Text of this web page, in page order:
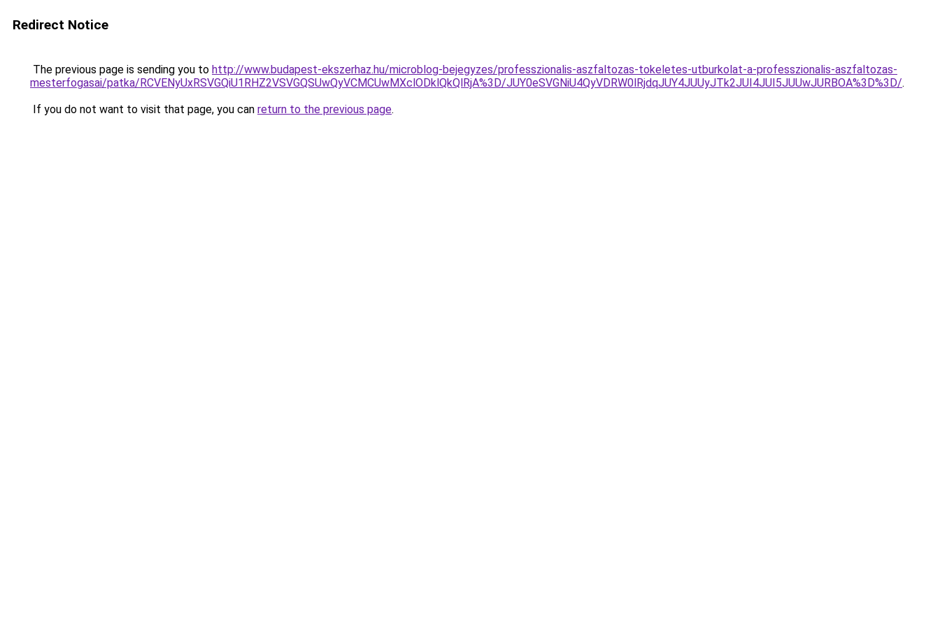
Redirect Notice
The previous page is sending you to http://www.budapest-ekszerhaz.hu/microblog-bejegyzes/professzionalis-aszfaltozas-tokeletes-utburkolat-a-professzionalis-aszfaltozas-
mesterfogasai/patka/RCVENyUxRSVGQiU1RHZ2VSVGQSUwQyVCMCUwMXclODklQkQlRjA%3D/JUY0eSVGNiU4QyVDRW0lRjdqJUY4JUUyJTk2JUI4JUI5JUUwJURBOA%3D%3D/.
If you do not want to visit that page, you can return to the previous page.